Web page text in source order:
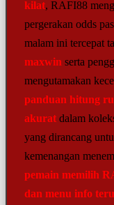
kilat, RAFI88
pergerakan odds
malam ini tercepat
maxwin serta
mengutamakan
panduan hitung
akurat dalam
yang dirancang
kemenangan
pemain memilih
dan menu info